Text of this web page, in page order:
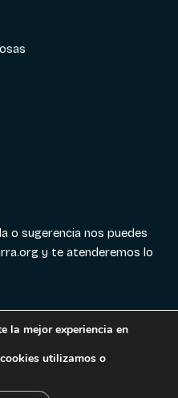
o sugerencia nos puedes
y te atenderemos lo
la mejor experiencia en
utilizamos o